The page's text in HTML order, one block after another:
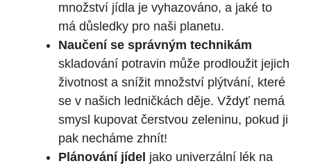
množství jídla‌ je⁢ vyhazováno, a ​jaké to
má ​důsledky pro naši planetu.
Naučení se ⁢správným‍ technikám
⁤skladování ​potravin může prodloužit jejich
​životnost⁢ a snížit množství plýtvání, ​které​
se v našich ledničkách děje. Vždyť nemá
smysl ⁢kupovat čerstvou zeleninu, ⁤pokud ji
pak necháme zhnít!
Plánování jídel jako⁣ univerzální lék na